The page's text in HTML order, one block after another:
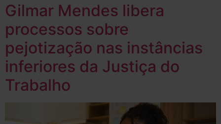
Gilmar Mendes libera
processos sobre
pejotização nas instâncias
inferiores da Justiça do
Trabalho